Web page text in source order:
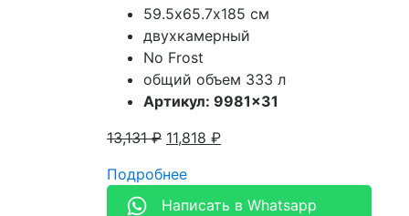
59.5х65.7х185 см
двухкамерный
No Frost
общий объем 333 л
Артикул: 9981×31
13,131₽ 11,818 ₽
Подробнее
Написать в Whatsapp